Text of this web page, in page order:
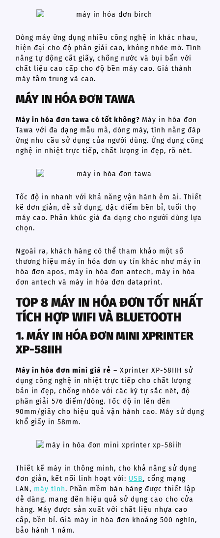
Dòng máy ứng dụng nhiều công nghệ in khác nhau,
hiện đại cho độ phân giải cao, không nhòe mờ. Tính
năng tự động cắt giấy, chống nước và bụi bẩn với
chất liệu cao cấp cho độ bền máy cao. Giá thành
máy tầm trung và cao.
MÁY IN HÓA ĐƠN TAWA
Máy in hóa đơn tawa có tốt không? Máy in hóa đơn
Tawa với đa dạng mẫu mã, dòng máy, tính năng đáp
ứng nhu cầu sử dụng của người dùng. Ứng dụng công
nghệ in nhiệt trực tiếp, chất lượng in đẹp, rõ nét.
Tốc độ in nhanh với khả năng vận hành êm ái. Thiết
kế đơn giản, dễ sử dụng, đặc điểm bền bỉ, tuổi thọ
máy cao. Phân khúc giá đa dạng cho người dùng lựa
chọn.
Ngoài ra, khách hàng có thể tham khảo một số
thương hiệu máy in hóa đơn uy tín khác như máy in
hóa đơn apos, máy in hóa đơn antech, máy in hóa
đơn antech và máy in hóa đơn dataprint.
TOP 8 MÁY IN HÓA ĐƠN TỐT NHẤT
TÍCH HỢP WIFI VÀ BLUETOOTH
1. MÁY IN HÓA ĐƠN MINI XPRINTER
XP-58IIH
Máy in hóa đơn mini giá rẻ – Xprinter XP-58IIH sử
dụng công nghệ in nhiệt trực tiếp cho chất lượng
bản in đẹp, chống nhòe với các ký tự sắc nét, độ
phân giải 576 điểm/dòng. Tốc độ in lên đến
90mm/giây cho hiệu quả vận hành cao. Máy sử dụng
khổ giấy in 58mm.
Thiết kế máy in thông minh, cho khả năng sử dụng
đơn giản, kết nối linh hoạt với: USB, cổng mạng
LAN, máy tính. Phần mềm bán hàng được thiết lập
dễ dàng, mang đến hiệu quả sử dụng cao cho cửa
hàng. Máy được sản xuất với chất liệu nhựa cao
cấp, bền bỉ. Giá máy in hóa đơn khoảng 500 nghìn,
bảo hành 1 năm.